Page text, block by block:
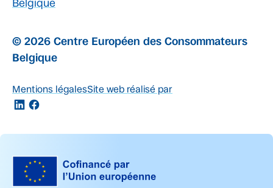
Belgique
© 2026 Centre Européen des Consommateurs
Belgique
Mentions légalesSite web réalisé par